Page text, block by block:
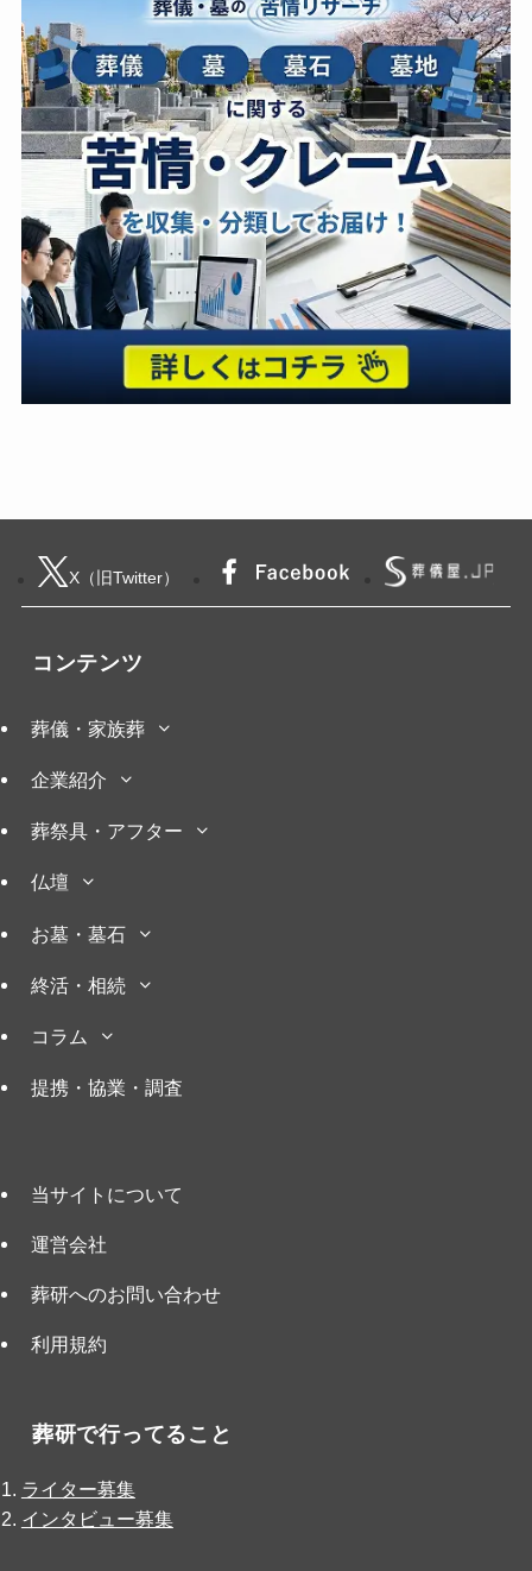
X（旧Twitter）
コンテンツ
葬儀・家族葬
企業紹介
葬祭具・アフター
仏壇
お墓・墓石
終活・相続
コラム
提携・協業・調査
当サイトについて
運営会社
葬研へのお問い合わせ
利用規約
葬研で行ってること
ライター募集
インタビュー募集